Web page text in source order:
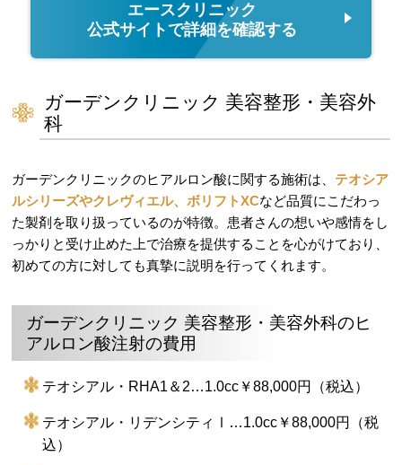
エースクリニック
公式サイトで詳細を確認する
ガーデンクリニック 美容整形・美容外
科
ガーデンクリニックのヒアルロン酸に関する施術は、 テオシア
ルシリーズやクレヴィエル、ボリフトXCなど品質にこだわっ
た製剤を取り扱っているのが特徴。患者さんの想いや感情をし
っかりと受け止めた上で治療を提供することを心がけており、
初めての方に対しても真摯に説明を行ってくれます。
ガーデンクリニック 美容整形・美容外科のヒ
アルロン酸注射の費用
テオシアル・RHA1＆2…1.0cc￥88,000円（税込）
テオシアル・リデンシティⅠ…1.0cc￥88,000円（税
込）